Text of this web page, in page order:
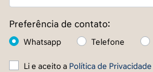
Preferência de contato:
Whatsapp Telefone
Li e aceito a Política de Privacidade